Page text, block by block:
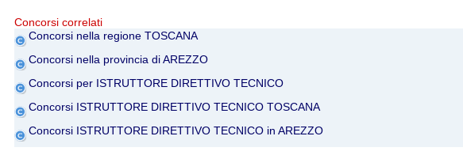
Concorsi correlati
Concorsi nella regione TOSCANA
Concorsi nella provincia di AREZZO
Concorsi per ISTRUTTORE DIRETTIVO TECNICO
Concorsi ISTRUTTORE DIRETTIVO TECNICO TOSCANA
Concorsi ISTRUTTORE DIRETTIVO TECNICO in AREZZO